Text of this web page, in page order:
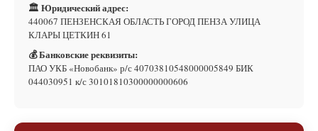
🏛 Юридический адрес:
440067 ПЕНЗЕНСКАЯ ОБЛАСТЬ ГОРОД ПЕНЗА УЛИЦА
КЛАРЫ ЦЕТКИН 61
💰 Банковские реквизиты:
ПАО УКБ «Новобанк» р/с 40703810548000005849 БИК
044030951 к/с 30101810300000000606